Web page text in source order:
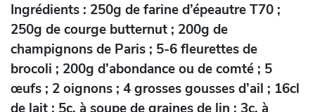
Ingrédients : 250g de farine d’épeautre T70 ;
250g de courge butternut ; 200g de
champignons de Paris ; 5-6 fleurettes de
brocoli ; 200g d’abondance ou de comté ; 5
œufs ; 2 oignons ; 4 grosses gousses d’ail ; 16cl